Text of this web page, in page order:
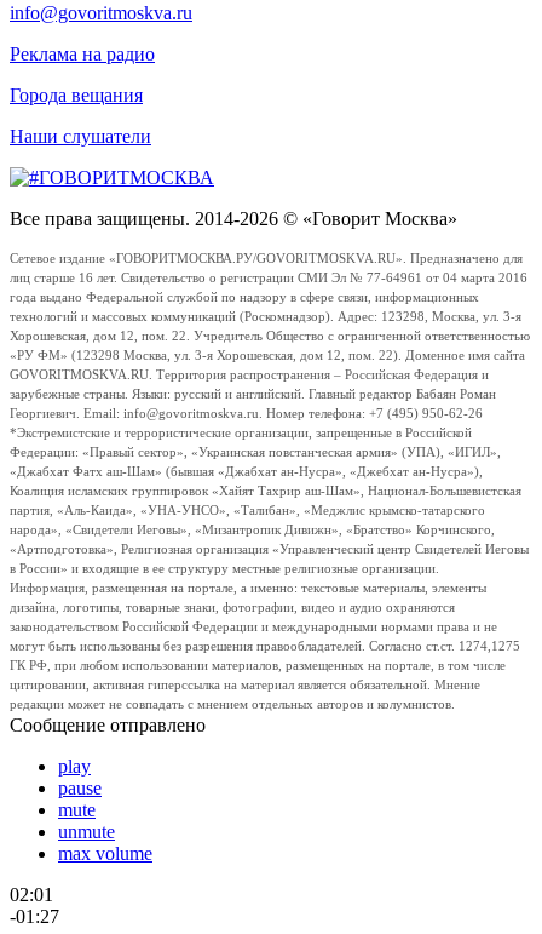
info@govoritmoskva.ru
Реклама на радио
Города вещания
Наши слушатели
Все права защищены. 2014-2026 © «Говорит Москва»
Сетевое издание «ГОВОРИТМОСКВА.РУ/GOVORITMOSKVA.RU». Предназначено для
лиц старше 16 лет. Свидетельство о регистрации СМИ Эл № 77-64961 от 04 марта 2016
года выдано Федеральной службой по надзору в сфере связи, информационных
технологий и массовых коммуникаций (Роскомнадзор). Адрес: 123298, Москва, ул. 3-я
Хорошевская, дом 12, пом. 22. Учредитель Общество с ограниченной ответственностью
«РУ ФМ» (123298 Москва, ул. 3-я Хорошевская, дом 12, пом. 22). Доменное имя сайта
GOVORITMOSKVA.RU. Территория распространения – Российская Федерация и
зарубежные страны. Языки: русский и английский. Главный редактор Бабаян Роман
Георгиевич. Email: info@govoritmoskva.ru. Номер телефона: +7 (495) 950-62-26
*Экстремистские и террористические организации, запрещенные в Российской
Федерации: «Правый сектор», «Украинская повстанческая армия» (УПА), «ИГИЛ»,
«Джабхат Фатх аш-Шам» (бывшая «Джабхат ан-Нусра», «Джебхат ан-Нусра»),
Коалиция исламских группировок «Хайят Тахрир аш-Шам», Национал-Большевистская
партия, «Аль-Каида», «УНА-УНСО», «Талибан», «Меджлис крымско-татарского
народа», «Свидетели Иеговы», «Мизантропик Дивижн», «Братство» Корчинского,
«Артподготовка», Религиозная организация «Управленческий центр Свидетелей Иеговы
в России» и входящие в ее структуру местные религиозные организации.
Информация, размещенная на портале, а именно: текстовые материалы, элементы
дизайна, логотипы, товарные знаки, фотографии, видео и аудио охраняются
законодательством Российской Федерации и международными нормами права и не
могут быть использованы без разрешения правообладателей. Согласно ст.ст. 1274,1275
ГК РФ, при любом использовании материалов, размещенных на портале, в том числе
цитировании, активная гиперссылка на материал является обязательной. Мнение
редакции может не совпадать с мнением отдельных авторов и колумнистов.
Сообщение отправлено
play
pause
mute
unmute
max volume
02:01
-01:27